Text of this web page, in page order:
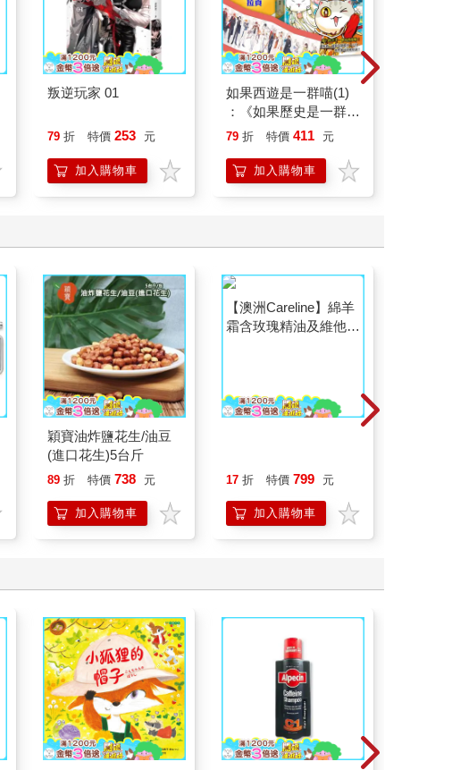
叛逆玩家 01
79 折 特價 253 元
加入購物車
如果西遊是一群喵(1)
：《如果歷史是一群
喵》作者最新力作，附
79 折 特價 411 元
加入購物車
穎寶油炸鹽花生/油豆
(進口花生)5台斤
89 折 特價 738 元
加入購物車
E-6入組 100ml/瓶
17 折 特價 799 元
加入購物車